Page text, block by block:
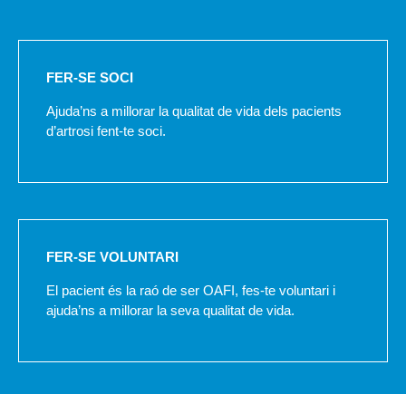
FER-SE SOCI
Ajuda’ns a millorar la qualitat de vida dels pacients
d’artrosi fent-te soci.
FER-SE VOLUNTARI
El pacient és la raó de ser OAFI, fes-te voluntari i
ajuda’ns a millorar la seva qualitat de vida.